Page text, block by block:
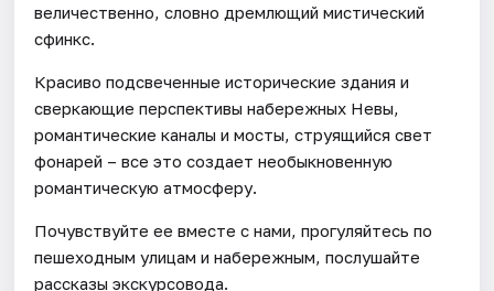
величественно, словно дремлющий мистический
сфинкс.
Красиво подсвеченные исторические здания и
сверкающие перспективы набережных Невы,
романтические каналы и мосты, струящийся свет
фонарей – все это создает необыкновенную
романтическую атмосферу.
Почувствуйте ее вместе с нами, прогуляйтесь по
пешеходным улицам и набережным, послушайте
рассказы экскурсовода.